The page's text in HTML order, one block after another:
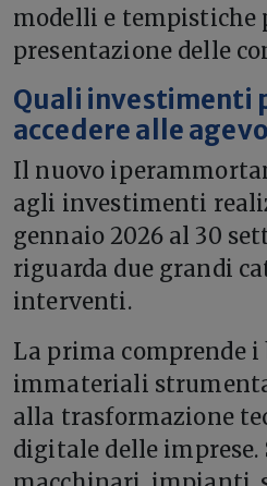
modelli e tempistiche
presentazione delle
Quali investimenti
accedere alle
Il nuovo
agli investimenti
gennaio 2026 al 30
riguarda due grandi
interventi.
La prima comprende
immateriali
alla trasformazione
digitale delle